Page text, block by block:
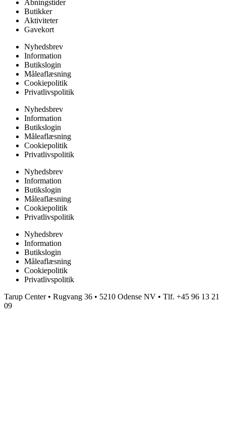
Åbningstider
Butikker
Aktiviteter
Gavekort
Nyhedsbrev
Information
Butikslogin
Måleaflæsning
Cookiepolitik
Privatlivspolitik
Nyhedsbrev
Information
Butikslogin
Måleaflæsning
Cookiepolitik
Privatlivspolitik
Nyhedsbrev
Information
Butikslogin
Måleaflæsning
Cookiepolitik
Privatlivspolitik
Nyhedsbrev
Information
Butikslogin
Måleaflæsning
Cookiepolitik
Privatlivspolitik
Tarup Center • Rugvang 36 • 5210 Odense NV • Tlf. +45 96 13 21
09